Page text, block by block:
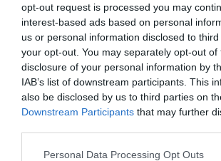
opt-out request is processed you may
interest-based ads based on personal
us or personal information disclosed to
your opt-out. You may separately opt-out of
disclosure of your personal information by
IAB’s list of downstream participants. This
also be disclosed by us to third parties on
Downstream Participants that may further
Please note that this website/app uses one
Personal Data Processing Opt Outs
PRONEWS.GR /CELEBRITIES
Χρυσηίδα Δημουλίδου: Η
Τ.Αλεξανδράτου για το παιδί